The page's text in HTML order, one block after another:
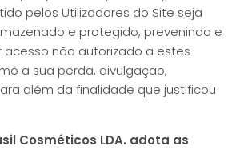
pelos Utilizadores do Site seja
e protegido, prevenindo e
não autorizado a estes
a sua perda, divulgação,
além da finalidade que justificou
Cosméticos LDA. adota as